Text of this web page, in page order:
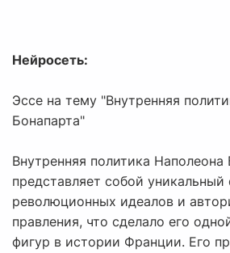
Нейросеть:
Эссе на тему "Внутренняя
Бонапарта"
Внутренняя политика Наполеона
представляет собой уникальный
революционных идеалов и
правления, что сделало его
фигур в истории Франции. Его